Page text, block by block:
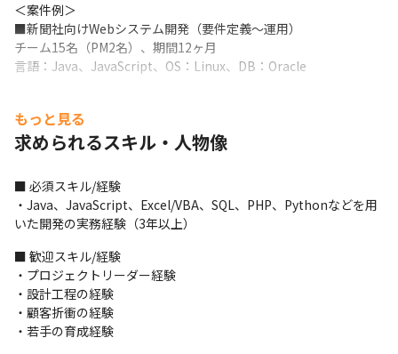
＜案件例＞
■新聞社向けWebシステム開発（要件定義～運用）
チーム15名（PM2名）、期間12ヶ月
言語：Java、JavaScript、OS：Linux、DB：Oracle
用
チーム26名（PM1名）、期間9ヶ月
言語：VC++、VB、ASP、OS：Windows、DB:Oracle
＜自社製品＞
『スクールアシスト 昴』
日本語学校、専門学校、大学へ導入いただいており、留学生の入
で一元管理できるシステム。また、留学生を人材に困っている企
業へ紹介する仕組みもあり、社会課題解消の一助となれるよう自
治体等にもご提案中。
⾔語：Java11 フレームワーク︓Spring Boot
もっと見る
求められるスキル・人物像
■ 必須スキル/経験
・Java、JavaScript、Excel/VBA、SQL、PHP、Pythonなどを用
いた開発の実務経験（3年以上）
■ 歓迎スキル/経験
・プロジェクトリーダー経験
・設計工程の経験
・顧客折衝の経験
・若手の育成経験